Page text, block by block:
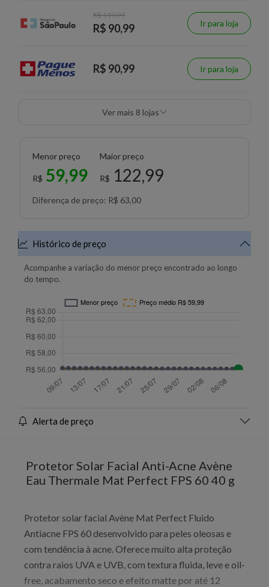
R$ 119,99
R$ 90,99 Ir para loja
R$ 90,99 Ir para loja
Ver mais 8 lojas
Menor preço
R$ 59,99
Maior preço
R$ 122,99
Diferença de preço: R$ 63,00
Histórico de preço
Acompanhe a variação do menor preço encontrado ao longo
do tempo.
Alerta de preço
Protetor Solar Facial Anti-Acne Avène
Eau Thermale Mat Perfect FPS 60 40 g
Protetor solar facial Avène Mat Perfect Fluido
Antiacne FPS 60 desenvolvido para peles oleosas e
com tendência à acne. Oferece muito alta proteção
contra raios UVA e UVB, com textura fluida, leve e oil-
free, acabamento seco e efeito matte por até 12